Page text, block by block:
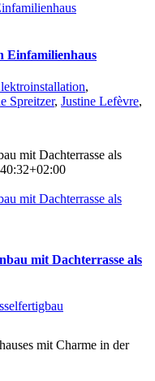
Einfamilienhaus
,
Spreitzer, Justine Lefèvre,
mit Dachterrasse als
mit Dachterrasse als
mit Dachterrasse als
mit Charme in der